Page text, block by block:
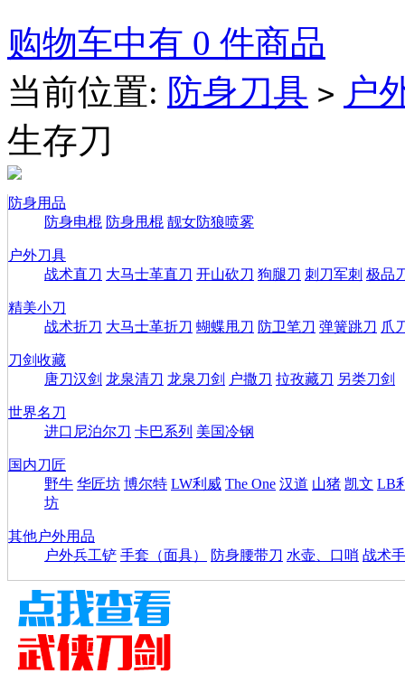
购物车中有 0 件商品
当前位置: 防身刀具 > 户
生存刀
防身用品
防身电棍 防身甩棍 靓女防狼喷雾
户外刀具
战术直刀 大马士革直刀 开山砍刀 狗腿刀 刺刀军刺 极品
精美小刀
战术折刀 大马士革折刀 蝴蝶甩刀 防卫笔刀 弹簧跳刀 爪
刀剑收藏
唐刀汉剑 龙泉清刀 龙泉刀剑 户撒刀 拉孜藏刀 另类刀剑
世界名刀
进口尼泊尔刀 卡巴系列 美国冷钢
国内刀匠
野牛 华匠坊 博尔特 LW利威 The One 汉道 山猪 凯文 LB
坊
其他户外用品
户外兵工铲 手套（面具） 防身腰带刀 水壶、口哨 战术